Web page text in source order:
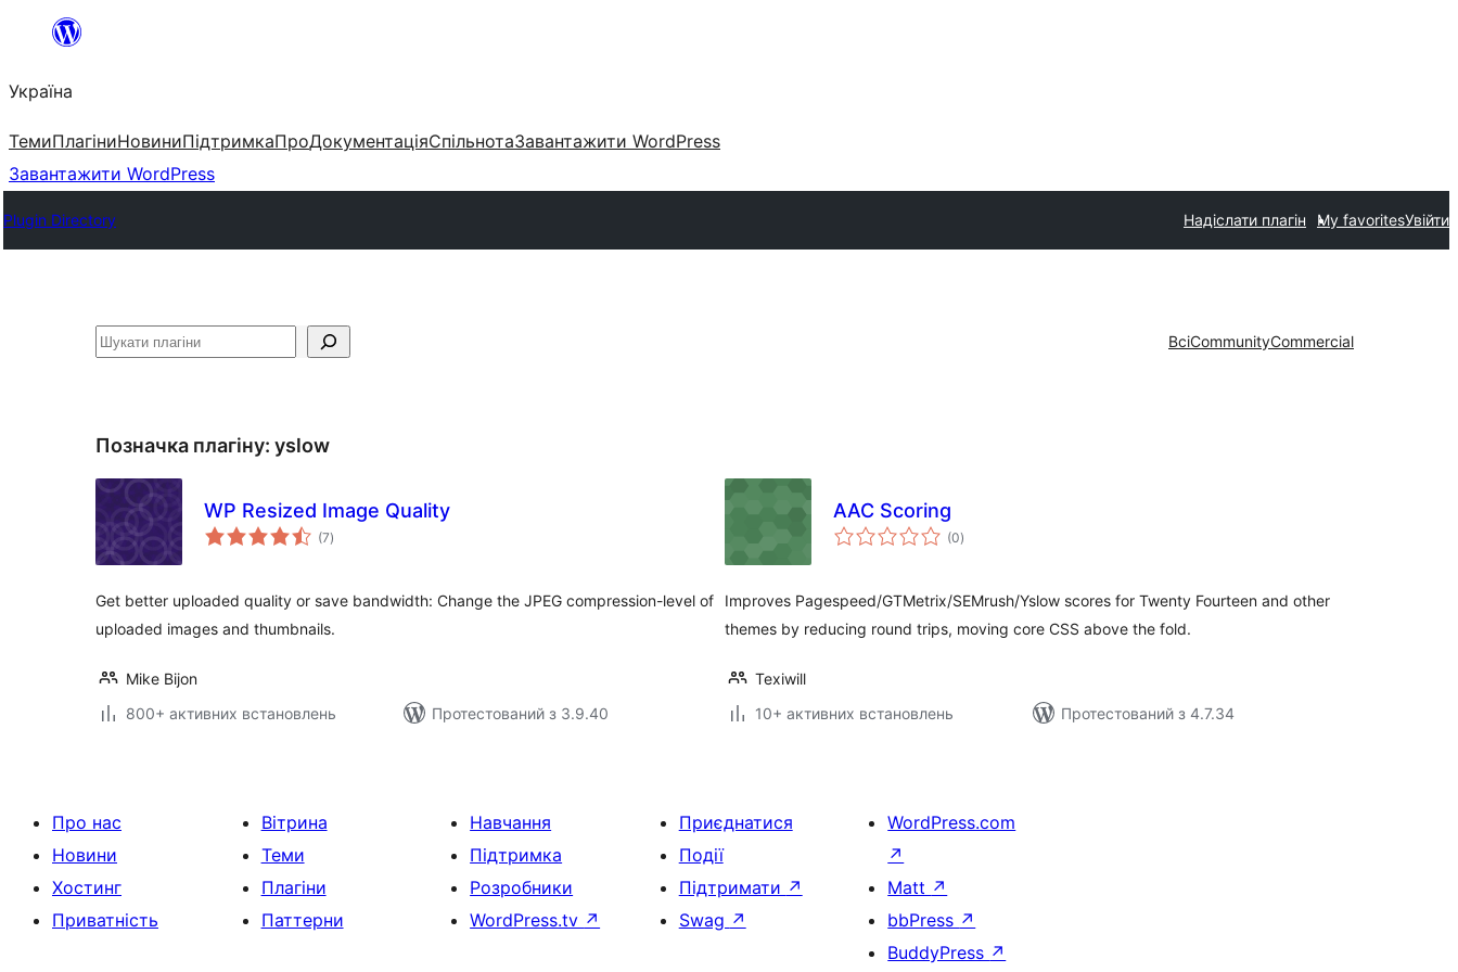
Перейти
вмісту
Україна
ТемиПлагіниНовиниПідтримкаПроДокументаціяСпільнотаЗавантажити WordPress
Завантажити WordPress
Plugin Directory Надіслати плагін My favoritesУвійти
Пошук ВсіCommunityCommercial
Позначка плагіну: yslow
WP Resized Image Quality
(7загальний
рейтинг
)
Get better uploaded quality or save bandwidth: Change the JPEG compression-level of
uploaded images and thumbnails.
Mike Bijon
800+ активних встановлень
Протестований з 3.9.40
AAC Scoring
(0загальний
рейтинг
)
Improves Pagespeed/GTMetrix/SEMrush/Yslow scores for Twenty Fourteen and other
themes by reducing round trips, moving core CSS above the fold.
Texiwill
10+ активних встановлень
Протестований з 4.7.34
Про нас
Новини
Хостинг
Приватність
Вітрина
Теми
Плагіни
Паттерни
Навчання
Підтримка
Розробники
WordPress.tv ↗
Приєднатися
Події
Підтримати ↗
Swag ↗
WordPress.com
↗
Matt ↗
bbPress ↗
BuddyPress ↗